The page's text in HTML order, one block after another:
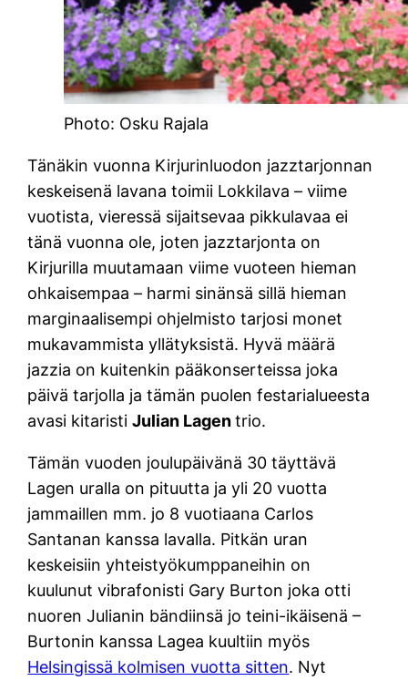
Photo: Osku Rajala
Tänäkin vuonna Kirjurinluodon jazztarjonnan
keskeisenä lavana toimii Lokkilava – viime
vuotista, vieressä sijaitsevaa pikkulavaa ei
tänä vuonna ole, joten jazztarjonta on
Kirjurilla muutamaan viime vuoteen hieman
ohkaisempaa – harmi sinänsä sillä hieman
marginaalisempi ohjelmisto tarjosi monet
mukavammista yllätyksistä. Hyvä määrä
jazzia on kuitenkin pääkonserteissa joka
päivä tarjolla ja tämän puolen festarialueesta
avasi kitaristiJulian Lagentrio.
Tämän vuoden joulupäivänä 30 täyttävä
Lagen uralla on pituutta ja yli 20 vuotta
jammaillen mm. jo 8 vuotiaana Carlos
Santanan kanssa lavalla. Pitkän uran
keskeisiin yhteistyökumppaneihin on
kuulunut vibrafonisti Gary Burton joka otti
nuoren Julianin bändiinsä jo teini-ikäisenä –
Burtonin kanssa Lagea kuultiin myös
Helsingissä kolmisen vuotta sitten. Nyt